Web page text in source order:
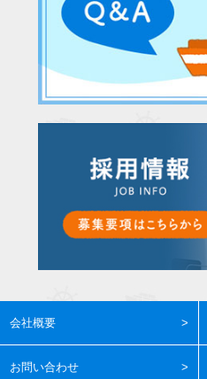
会社概要
お問い合わせ